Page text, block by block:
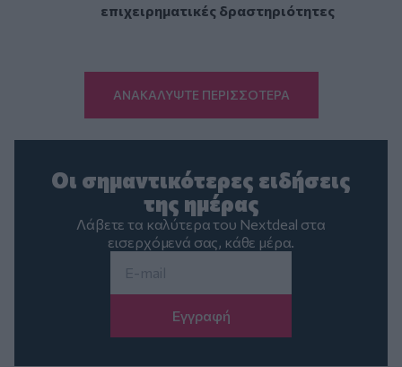
επιχειρηματικές δραστηριότητες
ΑΝΑΚΑΛΥΨΤΕ ΠΕΡΙΣΣΟΤΕΡΑ
Οι σημαντικότερες ειδήσεις
της ημέρας
Λάβετε τα καλύτερα του Nextdeal στα
εισερχόμενά σας, κάθε μέρα.